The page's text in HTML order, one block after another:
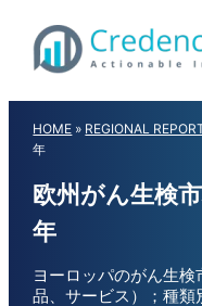
content
HOME » REGIONAL
年
欧州がん生検
年
ヨーロッパのがん生
品、サービス）；種